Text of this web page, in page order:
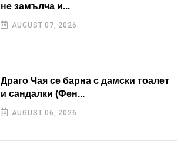
не замълча и...
AUGUST 07, 2026
Драго Чая се барна с дамски тоалет
и сандалки (Фен...
AUGUST 06, 2026